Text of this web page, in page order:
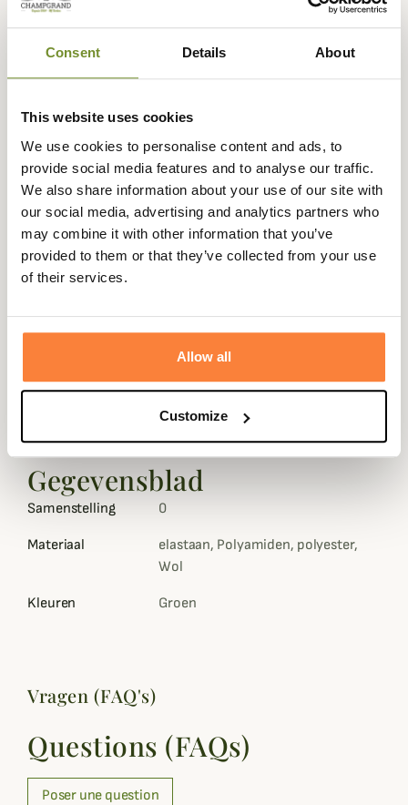
Consent Details About
This website uses cookies
We use cookies to personalise content and ads, to
provide social media features and to analyse our traffic.
We also share information about your use of our site with
our social media, advertising and analytics partners who
may combine it with other information that you’ve
provided to them or that they’ve collected from your use
of their services.
Allow all
Customize
Expédié dans
la journée
Échange ou
retour sous
Paiement
sécurisé
Paiement en
3 fois dès 100
Beschrijving
Perfect voor koud weer, deze sokken zijn warm en
thermo-afstotend. Of je nu op rooftocht bent of op
jacht, deze sokken houden je lichaam warm dankzij de
Deze warme sokken bieden uitstekende ondersteuning.
ervoor te zorgen dat de sokken lang meegaan.
Andere kenmerken van wol zijn de vochtafvoerende
eigenschappen en het feit dat het een natuurlijk
materiaal is.
Gegevensblad
Samenstelling 0
Materiaal
elastaan, Polyamiden, polyester,
Wol
Kleuren Groen
Vragen (FAQ's)
Questions (FAQs)
Poser une question